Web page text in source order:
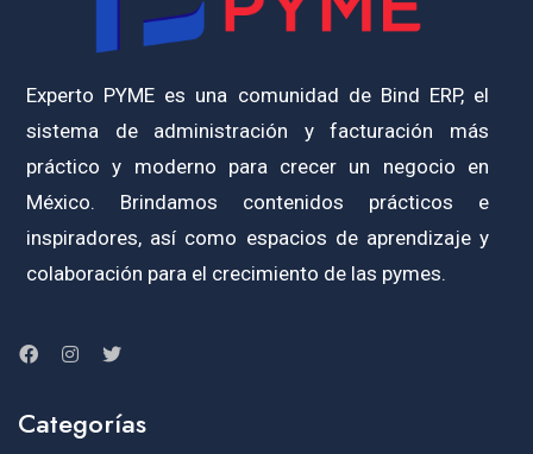
Experto PYME es una comunidad de Bind ERP, el
sistema de administración y facturación más
práctico y moderno para crecer un negocio en
México. Brindamos contenidos prácticos e
inspiradores, así como espacios de aprendizaje y
colaboración para el crecimiento de las pymes.
Categorías